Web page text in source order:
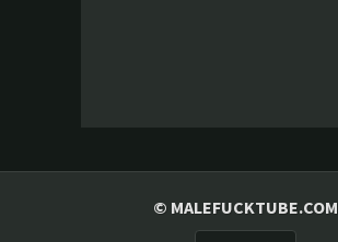
© MALEFUCKTUBE.COM